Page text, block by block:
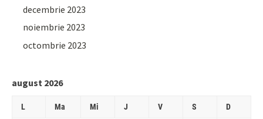
decembrie 2023
noiembrie 2023
octombrie 2023
august 2026
L Ma Mi J V S D